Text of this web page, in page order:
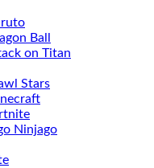
Ball
on Titan
Stars
Ninjago